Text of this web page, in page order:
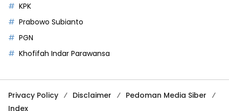
KPK
Prabowo Subianto
PGN
Khofifah Indar Parawansa
Privacy Policy Disclaimer
Pedoman Media Siber
Index